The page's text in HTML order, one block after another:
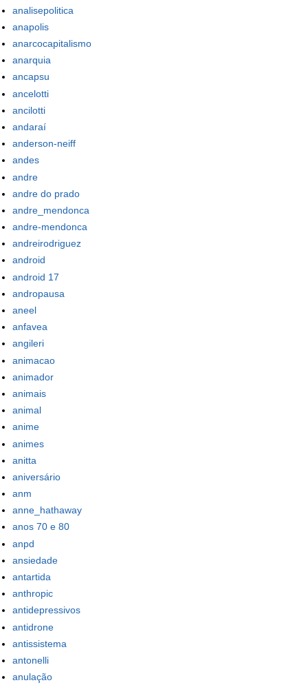
analisepolitica
anapolis
anarcocapitalismo
anarquia
ancapsu
ancelotti
ancilotti
andaraí
anderson-neiff
andes
andre
andre do prado
andre_mendonca
andre-mendonca
andreirodriguez
android
android 17
andropausa
aneel
anfavea
angileri
animacao
animador
animais
animal
anime
animes
anitta
aniversário
anm
anne_hathaway
anos 70 e 80
anpd
ansiedade
antartida
anthropic
antidepressivos
antidrone
antissistema
antonelli
anulação